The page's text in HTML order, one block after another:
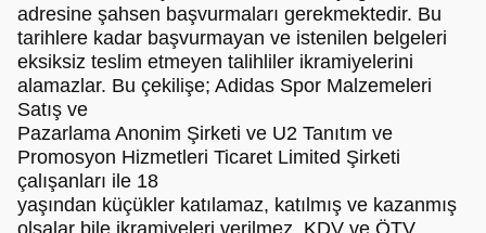
adresine şahsen başvurmaları gerekmektedir. Bu
tarihlere kadar başvurmayan ve istenilen belgeleri
eksiksiz teslim etmeyen talihliler ikramiyelerini
alamazlar. Bu çekilişe; Adidas Spor Malzemeleri
Satış ve
Pazarlama Anonim Şirketi ve U2 Tanıtım ve
Promosyon Hizmetleri Ticaret Limited Şirketi
çalışanları ile 18
yaşından küçükler katılamaz, katılmış ve kazanmış
olsalar bile ikramiyeleri verilmez. KDV ve ÖTV